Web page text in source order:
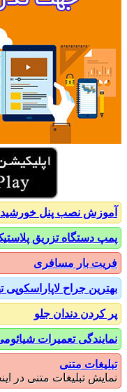
نصب پنل خورشیدی
دستگاه تزریق پلاستیک
بار مسافری
جراح لاپاراسکوپی تهران
دندان جلو
تعمیرات شیائومی
متنی
تبلیغات متنی در اینجا